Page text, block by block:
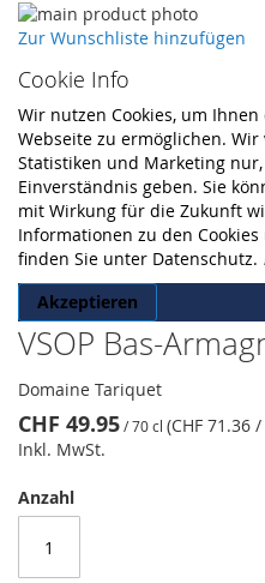
Cookie Info
Wir nutzen Cookies, um
Webseite zu ermöglichen.
Statistiken und Marketing
Einverständnis geben. Sie
mit Wirkung für die Zukunft
Informationen zu den
finden Sie unter Datenschutz.
Akzeptieren
VSOP Bas-
Domaine Tariquet
CHF 49.95/70 cl (CHF 71.36 /
Inkl. MwSt.
Anzahl
Skip
to
end
of
the
images
gallery
Skip
the
beginning
of
the
images
gallery
Zur Wunschliste hinzufügen